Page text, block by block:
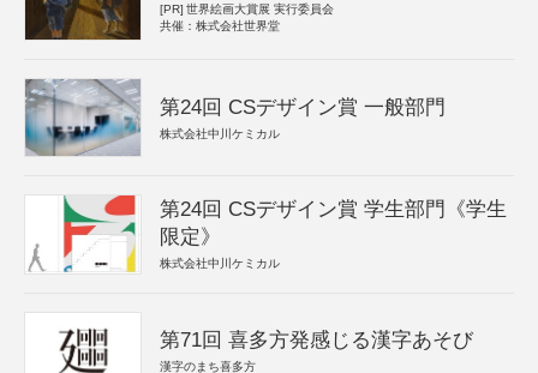
[PR] 世界絵画大賞展 実行委員会
共催：株式会社世界堂
第24回 CSデザイン賞 一般部門
株式会社中川ケミカル
第24回 CSデザイン賞 学生部門《学生
限定》
株式会社中川ケミカル
第71回 喜多方発感じる漢字あそび
漢字のまち喜多方